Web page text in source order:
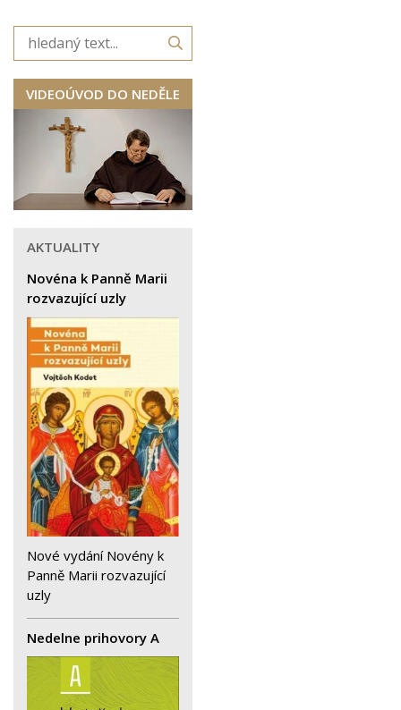
VIDEOÚVOD DO NEDĚLE
AKTUALITY
Novéna k Panně Marii
rozvazující uzly
Nové vydání Novény k
Panně Marii rozvazující
uzly
Nedelne prihovory A